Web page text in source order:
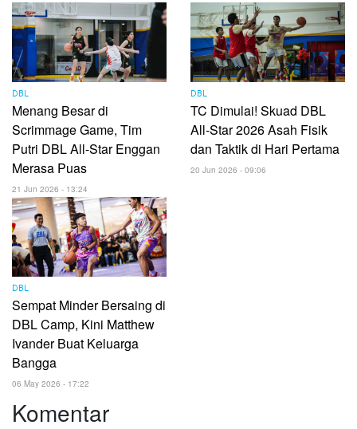
DBL
Menang Besar di
Scrimmage Game, Tim
Putri DBL All-Star Enggan
Merasa Puas
21 Jun 2026 - 13:24
DBL
TC Dimulai! Skuad DBL
All-Star 2026 Asah Fisik
dan Taktik di Hari Pertama
20 Jun 2026 - 09:06
DBL
Sempat Minder Bersaing di
DBL Camp, Kini Matthew
Ivander Buat Keluarga
Bangga
06 May 2026 - 17:22
Komentar